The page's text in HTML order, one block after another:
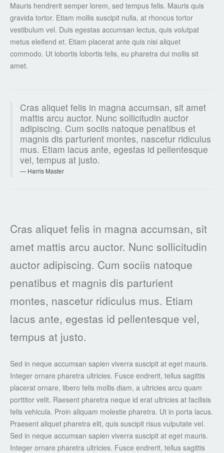
Mauris hendrerit semper lorem, sed tempus felis. Mauris quis
gravida tortor. Etiam mollis suscipit nulla, at rhoncus tortor
vestibulum vel. Duis egestas accumsan lectus, quis volutpat
metus eleifend et. Etiam placerat ante quis nisi aliquet
commodo. Ut lobortis lobortis felis, eu pharetra dui mollis sit
amet.
Cras aliquet felis in magna accumsan, sit amet
mattis arcu auctor. Nunc sollicitudin auctor
adipiscing. Cum sociis natoque penatibus et
magnis dis parturient montes, nascetur ridiculus
mus. Etiam lacus ante, egestas id pellentesque
vel, tempus at justo.
Harris Master
Cras aliquet felis in magna accumsan, sit
amet mattis arcu auctor. Nunc sollicitudin
auctor adipiscing. Cum sociis natoque
penatibus et magnis dis parturient
montes, nascetur ridiculus mus. Etiam
lacus ante, egestas id pellentesque vel,
tempus at justo.
Sed in neque accumsan sapien viverra suscipit at eget mauris.
Integer ornare pharetra ultricies. Fusce endrerit, tellus sagittis
placerat ornare, libero felis mollis diam, a ultricies arcu quam
porttitor velit. Raesent pharetra neque id erat ultricies at facilisis
felis vehicula. Proin aliquam molestie pharetra. Ut in porta lacus.
Praesent aliquet pharetra elit, quis suscipit risus vulputate vel.
Sed in neque accumsan sapien viverra suscipit at eget mauris.
Integer ornare pharetra ultricies. Fusce endrerit, tellus sagittis